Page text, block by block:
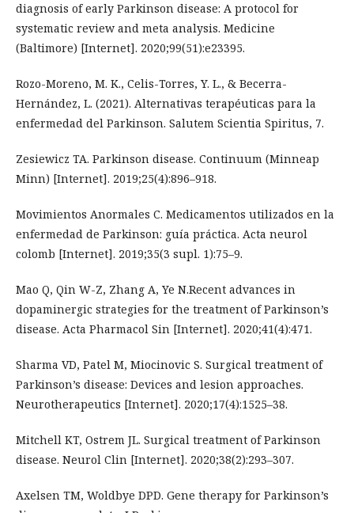
diagnosis of early Parkinson disease: A protocol for
systematic review and meta analysis. Medicine
(Baltimore) [Internet]. 2020;99(51):e23395.
Rozo-Moreno, M. K., Celis-Torres, Y. L., & Becerra-
Hernández, L. (2021). Alternativas terapéuticas para la
enfermedad del Parkinson. Salutem Scientia Spiritus, 7.
Zesiewicz TA. Parkinson disease. Continuum (Minneap
Minn) [Internet]. 2019;25(4):896–918.
Movimientos Anormales C. Medicamentos utilizados en la
enfermedad de Parkinson: guía práctica. Acta neurol
colomb [Internet]. 2019;35(3 supl. 1):75–9.
Mao Q, Qin W-Z, Zhang A, Ye N.Recent advances in
dopaminergic strategies for the treatment of Parkinson’s
disease. Acta Pharmacol Sin [Internet]. 2020;41(4):471.
Sharma VD, Patel M, Miocinovic S. Surgical treatment of
Parkinson’s disease: Devices and lesion approaches.
Neurotherapeutics [Internet]. 2020;17(4):1525–38.
Mitchell KT, Ostrem JL. Surgical treatment of Parkinson
disease. Neurol Clin [Internet]. 2020;38(2):293–307.
Axelsen TM, Woldbye DPD. Gene therapy for Parkinson’s